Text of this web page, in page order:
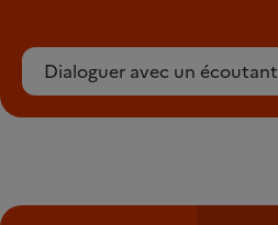
Dialoguer avec un écoutant